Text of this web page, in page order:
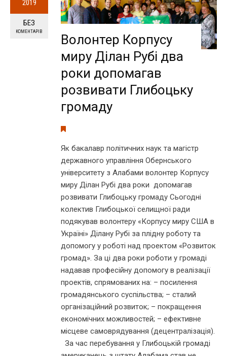
2019
БЕЗ
КОМЕНТАРІВ
Волонтер Корпусу
миру Ділан Рубі два
роки допомагав
розвивати Глибоцьку
громаду
Як бакалавр політичних наук та магістр
державного управління Обернського
університету з Алабами волонтер Корпусу
миру Ділан Рубі два роки допомагав
розвивати Глибоцьку громаду Сьогодні
колектив Глибоцької селищної ради
подякував волонтеру «Корпусу миру США в
Україні» Ділану Рубі за плідну роботу та
допомогу у роботі над проектом «Розвиток
громад». За ці два роки роботи у громаді
надавав професійну допомогу в реалізації
проектів, спрямованих на: – посилення
громадянського суспільства; – сталий
організаційний розвиток; – покращення
економічних можливостей; – ефективне
місцеве самоврядування (децентралізація).
За час перебування у Глибоцькій громаді